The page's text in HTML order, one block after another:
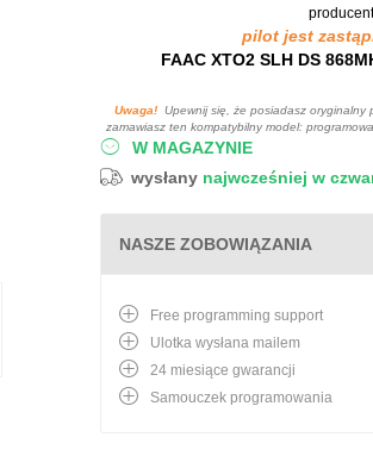
pilot jest
FAAC XTO2 SLH DS
Uwaga!Upewnij się, że posiadasz oryginalny
zamawiasz ten kompatybilny model:
W MAGAZYNIE
wysłany najwcześniej w
NASZE ZOBOWIĄZANIA
Free programming support
Ulotka wysłana mailem
24 miesiące gwarancji
Samouczek programowania